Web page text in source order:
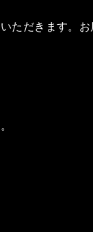
ただきます。